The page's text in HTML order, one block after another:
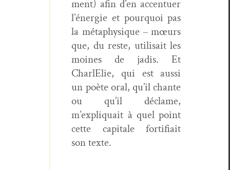
ment) afin d’en accentuer
l’énergie et pourquoi pas
la méta­physique – mœurs
que, du reste, util­i­sait les
moines de jadis. Et
CharlElie, qui est aus­si
un poète oral, qu’il chante
ou qu’il déclame,
m’expliquait à quel point
cette cap­i­tale for­ti­fi­ait
son texte.